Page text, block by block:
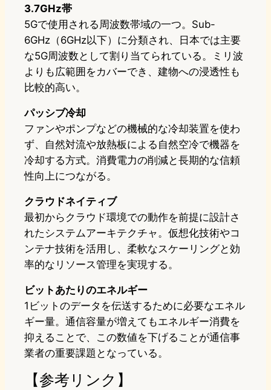
3.7GHz帯
5Gで使用される周波数帯域の一つ。Sub-
6GHz（6GHz以下）に分類され、日本では主要
な5G周波数として割り当てられている。ミリ波
よりも広範囲をカバーでき、建物への浸透性も
比較的高い。
パッシブ冷却
ファンやポンプなどの機械的な冷却装置を使わ
ず、自然対流や放熱板による自然空冷で機器を
冷却する方式。消費電力の削減と長期的な信頼
性向上につながる。
クラウドネイティブ
最初からクラウド環境での動作を前提に設計さ
れたシステムアーキテクチャ。仮想化技術やコ
ンテナ技術を活用し、柔軟なスケーリングと効
率的なリソース管理を実現する。
ビットあたりのエネルギー
1ビットのデータを伝送するために必要なエネル
ギー量。通信容量が増えてもエネルギー消費を
抑えることで、この数値を下げることが通信事
業者の重要課題となっている。
【参考リンク】